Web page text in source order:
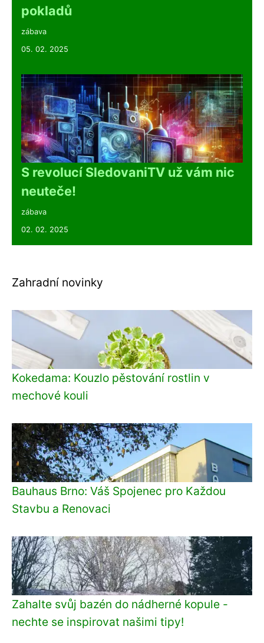
pokladů
zábava
05. 02. 2025
S revolucí SledovaniTV už vám nic
neuteče!
zábava
02. 02. 2025
Zahradní novinky
Kokedama: Kouzlo pěstování rostlin v
mechové kouli
Bauhaus Brno: Váš Spojenec pro Každou
Stavbu a Renovaci
Zahalte svůj bazén do nádherné kopule -
nechte se inspirovat našimi tipy!